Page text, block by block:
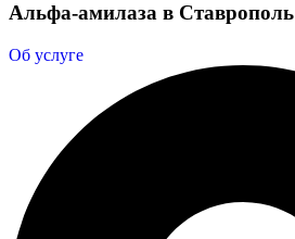
Альфа-амилаза в Ставрополь
Об услуге